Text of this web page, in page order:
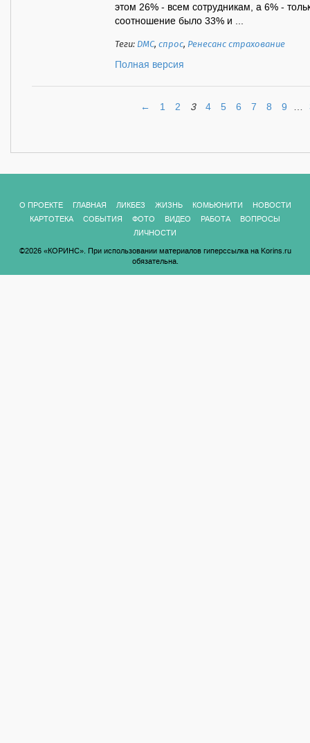
этом 26% - всем сотрудникам, а 6% -
соотношение было 33% и ...
Теги:ДМС,спрос, Ренесанс страхование
Полная версия
← 1 2 3 4 5 6 7 8 9 …
О ПРОЕКТЕ ГЛАВНАЯ ЛИКБЕЗ ЖИЗНЬ КОМЬЮНИТИ
НОВОСТИ
КАРТОТЕКА
СОБЫТИЯ ФОТО ВИДЕО РАБОТА
ВОПРОСЫ
ЛИЧНОСТИ
©2026 «КОРИНС». При использовании материалов гиперссылка на Korins.ru
обязательна.